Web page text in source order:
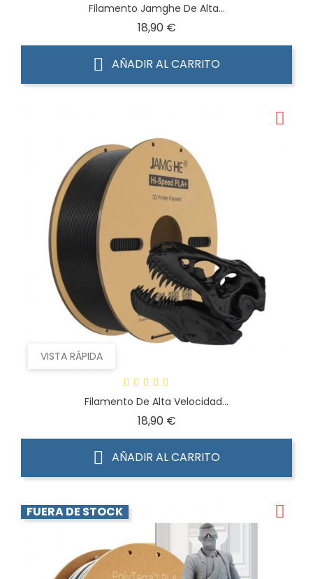
Filamento Jamghe De Alta...
18,90 €Precio
AÑADIR AL CARRITO
VISTA RÁPIDA
Filamento De Alta Velocidad...
18,90 €Precio
AÑADIR AL CARRITO
FUERA DE STOCK